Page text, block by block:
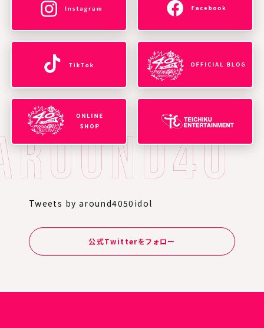
Tweets by around4050idol
公式Twitterをフォロー